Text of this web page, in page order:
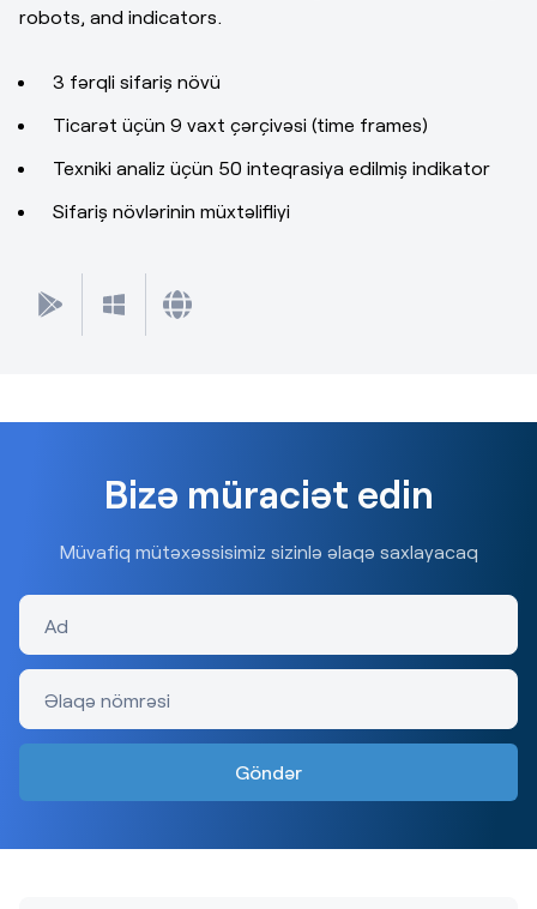
robots, and indicators.
3 fərqli sifariş növü
Ticarət üçün 9 vaxt çərçivəsi (time frames)
Texniki analiz üçün 50 inteqrasiya edilmiş indikator
Sifariş növlərinin müxtəlifliyi
Bizə müraciət edin
Müvafiq mütəxəssisimiz sizinlə əlaqə saxlayacaq
Ad
Əlaqə nömrəsi
Göndər